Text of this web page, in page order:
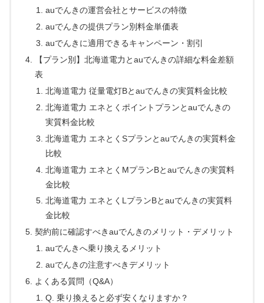
auでんきの運営会社とサービスの特徴
auでんきの提供プラン別料金単価表
auでんきに適用できるキャンペーン・割引
【プラン別】北海道電力とauでんきの詳細な料金差額
表
北海道電力 従量電灯Bとauでんきの実質料金比較
北海道電力 エネとくポイントプランとauでんきの
実質料金比較
北海道電力 エネとくSプランとauでんきの実質料金
比較
北海道電力 エネとくMプランBとauでんきの実質料
金比較
北海道電力 エネとくLプランBとauでんきの実質料
金比較
契約前に確認すべきauでんきのメリット・デメリット
auでんきへ乗り換えるメリット
auでんきの注意すべきデメリット
よくある質問（Q&A）
Q. 乗り換えると必ず安くなりますか？